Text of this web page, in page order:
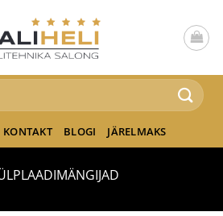
KONTAKT BLOGI JÄRELMAKS